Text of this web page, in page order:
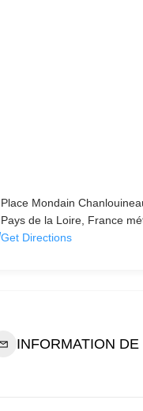
Place Mondain
Pays de la Loire, France
Get Directions
INFORMATION